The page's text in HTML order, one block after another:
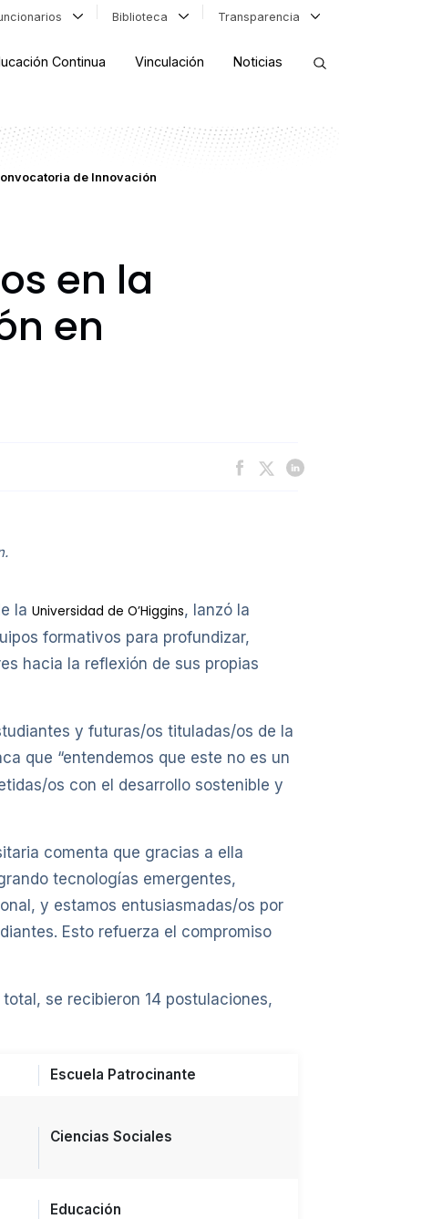
Biblioteca Transparencia
Continua Vinculación Noticias
de Innovación
en la
en
la Universidad de O’Higgins, lanzó la
formativos para profundizar,
hacia la reflexión de sus propias
y futuras/os tituladas/os de la
que “entendemos que este no es un
os con el desarrollo sostenible y
comenta que gracias a ella
tecnologías emergentes,
y estamos entusiasmadas/os por
Esto refuerza el compromiso
se recibieron 14 postulaciones,
Escuela Patrocinante
Ciencias Sociales
Educación